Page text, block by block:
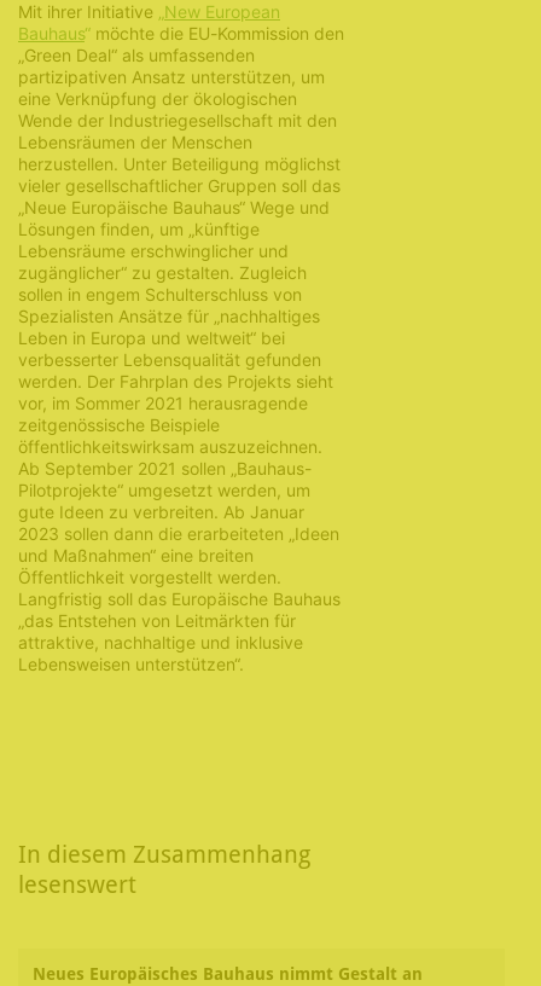
Mit ihrer Initiative
New European
Bauhaus“ möchte die EU-Kommission den
„Green Deal“ als umfassenden
partizipativen Ansatz unterstützen, um
eine Verknüpfung der ökologischen
Wende der Industriegesellschaft mit den
Lebensräumen der Menschen
herzustellen. Unter Beteiligung möglichst
vieler gesellschaftlicher Gruppen soll das
„Neue Europäische Bauhaus“ Wege und
Lösungen finden, um „künftige
Lebensräume erschwinglicher und
zugänglicher“ zu gestalten. Zugleich
sollen in engem Schulterschluss von
Spezialisten Ansätze für „nachhaltiges
Leben in Europa und weltweit“ bei
verbesserter Lebensqualität gefunden
werden. Der Fahrplan des Projekts sieht
vor, im Sommer 2021 herausragende
zeitgenössische Beispiele
öffentlichkeitswirksam auszuzeichnen.
Ab September 2021 sollen „Bauhaus-
Pilotprojekte“ umgesetzt werden, um
gute Ideen zu verbreiten. Ab Januar
2023 sollen dann die erarbeiteten „Ideen
und Maßnahmen“ eine breiten
Öffentlichkeit vorgestellt werden.
Langfristig soll das Europäische Bauhaus
„das Entstehen von Leitmärkten für
attraktive, nachhaltige und inklusive
Lebensweisen unterstützen“.
In diesem Zusammenhang
lesenswert
Neues Europäisches Bauhaus nimmt Gestalt an